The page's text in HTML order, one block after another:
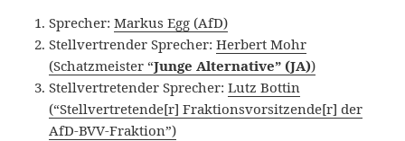
Sprecher:Markus Egg (AfD)
Stellvertrender Sprecher:Herbert Mohr
(Schatzmeister “Junge Alternative” (JA))
Stellvertretender Sprecher:Lutz Bottin
(“Stellvertretende[r] Fraktionsvorsitzende[r] der
AfD-BVV-Fraktion”)